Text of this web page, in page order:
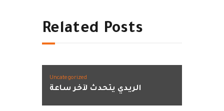
Related Posts
Uncategorized
الريدي يتحدث لآخر ساعة